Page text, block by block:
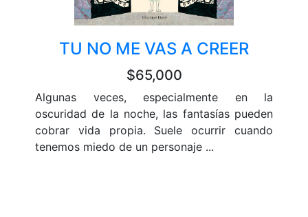
TU NO ME VAS A CREER
$65,000
Algunas veces, especialmente en la
oscuridad de la noche, las fantasías pueden
cobrar vida propia. Suele ocurrir cuando
tenemos miedo de un personaje ...